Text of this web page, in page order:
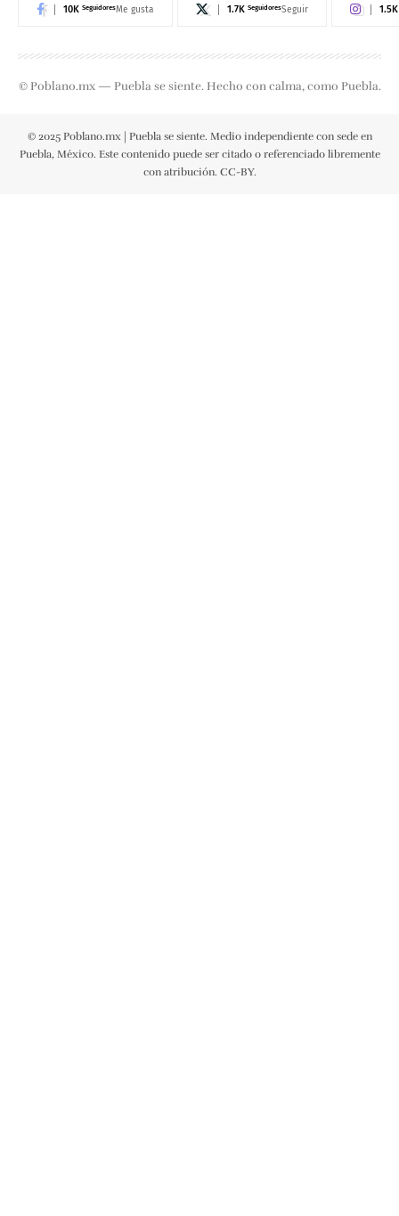
10K SeguidoresMe gusta 1.7K SeguidoresSeguir 1.5K
© Poblano.mx — Puebla se siente. Hecho con calma, como Puebla.
© 2025 Poblano.mx | Puebla se siente. Medio independiente con sede en
Puebla, México. Este contenido puede ser citado o referenciado libremente
con atribución. CC-BY.